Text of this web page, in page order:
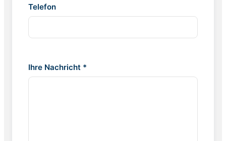
Telefon
Ihre Nachricht *